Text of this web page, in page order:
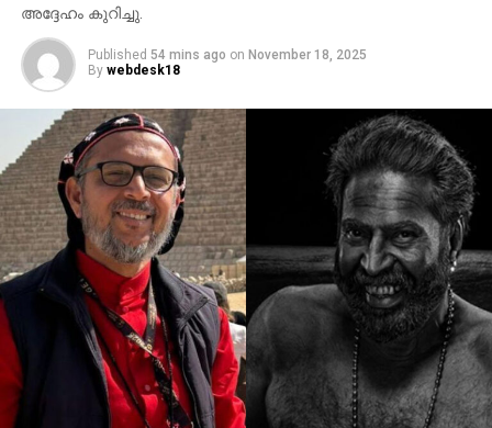
അദ്ദേഹം കുറിച്ചു.
Published 54 mins ago on November 18, 2025
By webdesk18